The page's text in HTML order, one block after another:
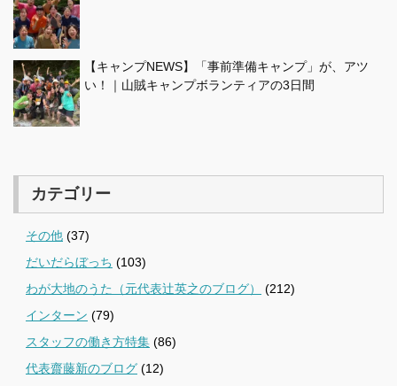
【キャンプNEWS】「事前準備キャンプ」が、アツ
い！｜山賊キャンプボランティアの3日間
カテゴリー
その他 (37)
だいだらぼっち (103)
わが大地のうた（元代表辻英之のブログ）
(212)
インターン (79)
スタッフの働き方特集 (86)
代表齋藤新のブログ (12)